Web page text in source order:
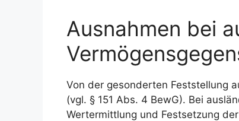
Ausnahmen bei
Von der gesonderten Feststellung
(vgl. § 151 Abs. 4 BewG). Bei
Wertermittlung und Festsetzung